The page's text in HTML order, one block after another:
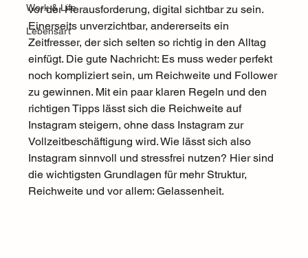
Work & Life
Lebensart
vor der Herausforderung, digital sichtbar zu sein.
Einerseits unverzichtbar, andererseits ein
Zeitfresser, der sich selten so richtig in den Alltag
einfügt. Die gute Nachricht: Es muss weder perfekt
noch kompliziert sein, um Reichweite und Follower
zu gewinnen. Mit ein paar klaren Regeln und den
richtigen Tipps lässt sich die Reichweite auf
Instagram steigern, ohne dass Instagram zur
Vollzeitbeschäftigung wird. Wie lässt sich also
Instagram sinnvoll und stressfrei nutzen? Hier sind
die wichtigsten Grundlagen für mehr Struktur,
Reichweite und vor allem: Gelassenheit.